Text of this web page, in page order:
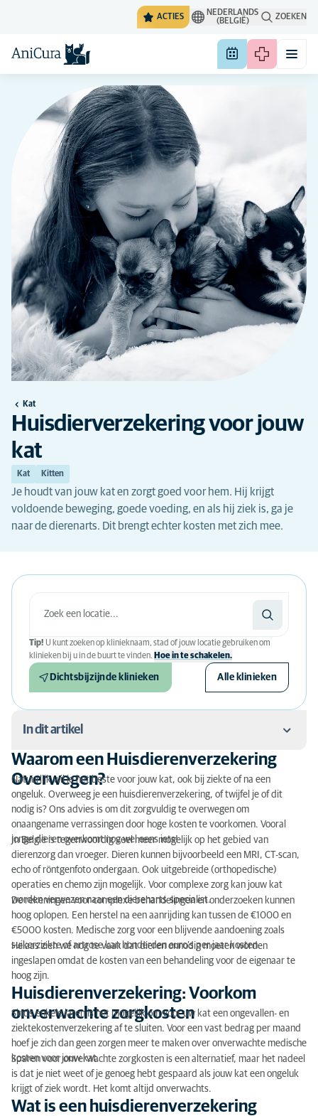
ACTIES
NEDERLANDS
(BELGIË)
ZOEKEN
Kat
Huisdierverzekering voor jouw
kat
Kat Kitten
Je houdt van jouw kat en zorgt goed voor hem. Hij krijgt
voldoende beweging, goede voeding, en als hij ziek is, ga je
naar de dierenarts. Dit brengt echter kosten met zich mee.
Tip! U kunt zoeken op klinieknaam, stad of jouw locatie gebruiken om
klinieken bij u in de buurt te vinden. Hoe in te schakelen.
Dichtsbijzijnde klinieken Alle klinieken
In dit artikel
Waarom een Huisdierenverzekering Overwegen?
Huisdierenverzekering: Voorkom onverwachte
zorgkosten
Wat is een huisdierenverzekering voor katten?
Kosten van huisdierenverzekeringen
Tips voor het kiezen van een huisdierenverzekering
Verzekeren: wel of niet?
Behandelen: wel of niet doen?
Onverwachte kosten bij de dierenarts
Vragen over een huisdierenverzekering?
Waarom een Huisdierenverzekering
Overwegen?
Natuurlijk wil je het beste voor jouw kat, ook bij ziekte of na een
ongeluk. Overweeg je een huisdierenverzekering, of twijfel je of dit
nodig is? Ons advies is om dit zorgvuldig te overwegen om
onaangename verrassingen door hoge kosten te voorkomen. Vooral
jonge dieren overkomt nog wel eens iets!
In België is tegenwoordig veel meer mogelijk op het gebied van
dierenzorg dan vroeger. Dieren kunnen bijvoorbeeld een MRI, CT-scan,
echo of röntgenfoto ondergaan. Ook uitgebreide (orthopedische)
operaties en chemo zijn mogelijk. Voor complexe zorg kan jouw kat
worden verwezen naar een dierenarts-specialist.
De rekeningen voor complexe behandelingen en onderzoeken kunnen
hoog oplopen. Een herstel na een aanrijding kan tussen de €1000 en
€5000 kosten. Medische zorg voor een blijvende aandoening zoals
suikerziekte of artrose kan honderden euro’s per jaar kosten.
Helaas zien we nog te vaak dat dieren onnodig moeten worden
ingeslapen omdat de kosten van een behandeling voor de eigenaar te
hoog zijn.
Huisdierenverzekering: Voorkom
onverwachte zorgkosten
Sinds enkele jaren is het mogelijk om voor uw kat een ongevallen- en
ziektekostenverzekering af te sluiten. Voor een vast bedrag per maand
hoef je zich dan geen zorgen meer te maken over onverwachte medische
kosten voor jouw kat.
Sparen voor onverwachte zorgkosten is een alternatief, maar het nadeel
is dat je niet weet of je genoeg hebt gespaard als jouw kat een ongeluk
krijgt of ziek wordt. Het komt altijd onverwachts.
Wat is een huisdierenverzekering